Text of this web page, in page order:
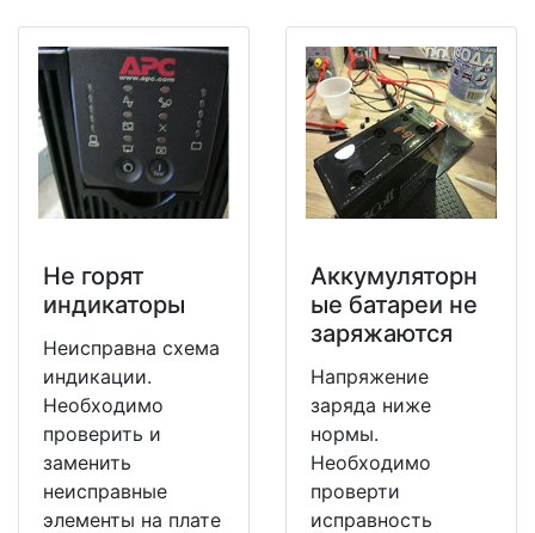
Не горят
индикаторы
Неисправна схема
индикации.
Необходимо
проверить и
заменить
неисправные
элементы на плате
Аккумуляторн
ые батареи не
заряжаются
Напряжение
заряда ниже
нормы.
Необходимо
проверти
исправность